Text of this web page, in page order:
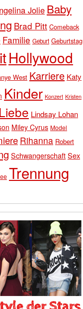
Jolie Baby
Brad Pitt Comeback
Familie Geburt Geburtstag
Hollywood
West Karriere Katy
Kinder Konzert Kristen
Liebe Lindsay Lohan
Miley Cyrus Model
Rihanna Robert
SchwangerschaftSex
Trennung